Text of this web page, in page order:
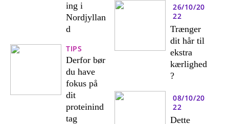
ing i
Nordjyllan
d
TIPS
Derfor bør
du have
fokus på
dit
proteinind
tag
26/10/20
22
Trænger
dit hår til
ekstra
kærlighed
?
08/10/20
22
Dette